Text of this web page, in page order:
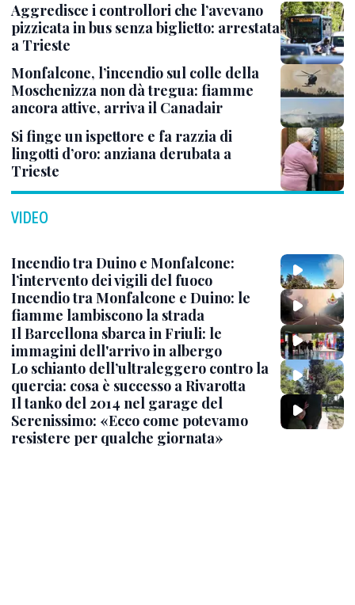
Aggredisce i controllori che l’avevano
pizzicata in bus senza biglietto: arrestata
a Trieste
Monfalcone, l’incendio sul colle della
Moschenizza non dà tregua: fiamme
ancora attive, arriva il Canadair
Si finge un ispettore e fa razzia di
lingotti d’oro: anziana derubata a
Trieste
VIDEO
Incendio tra Duino e Monfalcone:
l’intervento dei vigili del fuoco
Incendio tra Monfalcone e Duino: le
fiamme lambiscono la strada
Il Barcellona sbarca in Friuli: le
immagini dell'arrivo in albergo
Lo schianto dell’ultraleggero contro la
quercia: cosa è successo a Rivarotta
Il tanko del 2014 nel garage del
Serenissimo: «Ecco come potevamo
resistere per qualche giornata»